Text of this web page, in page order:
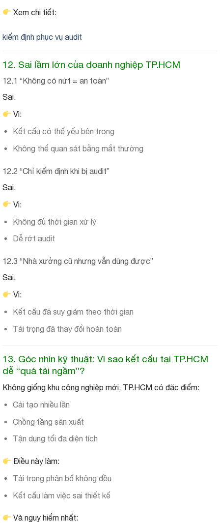
Xem chi tiết:
kiểm định phục vụ audit
12. Sai lầm lớn của doanh nghiệp TP.HCM
12.1 “Không có nứt = an toàn”
Sai.
Vì:
Kết cấu có thể yếu bên trong
Không thể quan sát bằng mắt thường
12.2 “Chỉ kiểm định khi bị audit”
Sai.
Vì:
Không đủ thời gian xử lý
Dễ rớt audit
12.3 “Nhà xưởng cũ nhưng vẫn dùng được”
Sai.
Vì:
Kết cấu đã suy giảm theo thời gian
Tải trọng đã thay đổi hoàn toàn
13. Góc nhìn kỹ thuật: Vì sao kết cấu tại TP.HCM
dễ “quá tải ngầm”?
Không giống khu công nghiệp mới, TP.HCM có đặc điểm:
Cải tạo nhiều lần
Chồng tầng sản xuất
Tận dụng tối đa diện tích
Điều này làm:
Tải trọng phân bố không đều
Kết cấu làm việc sai thiết kế
Và nguy hiểm nhất: